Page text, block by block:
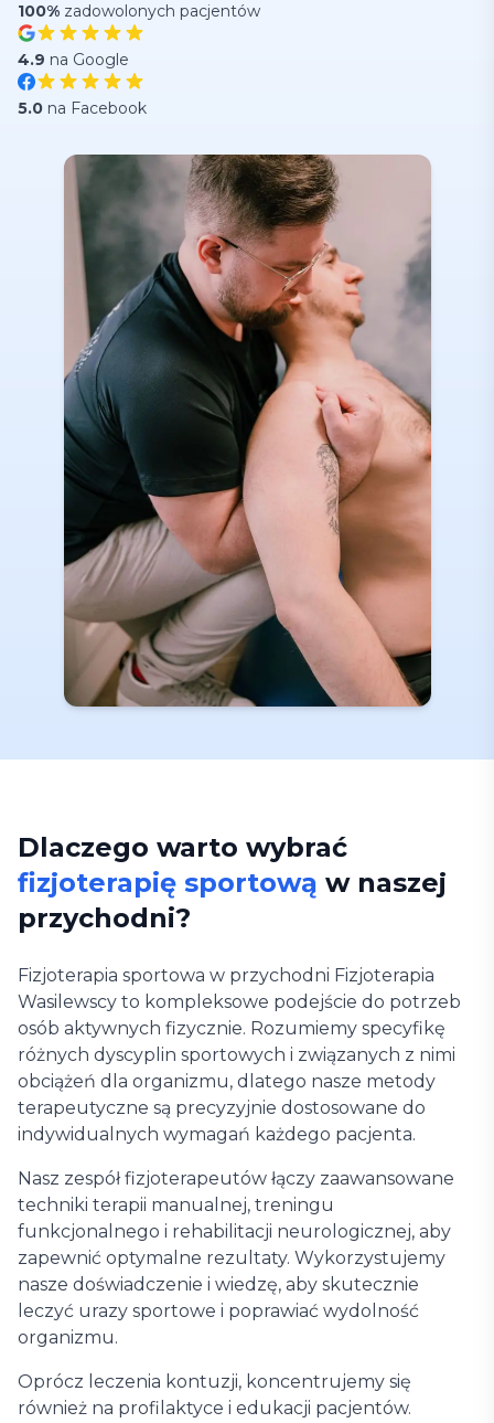
100% zadowolonych pacjentów
4.9 na Google
5.0 na Facebook
Dlaczego warto wybrać
fizjoterapię sportową w naszej
przychodni?
Fizjoterapia sportowa w przychodni Fizjoterapia
Wasilewscy to kompleksowe podejście do potrzeb
osób aktywnych fizycznie. Rozumiemy specyfikę
różnych dyscyplin sportowych i związanych z nimi
obciążeń dla organizmu, dlatego nasze metody
terapeutyczne są precyzyjnie dostosowane do
indywidualnych wymagań każdego pacjenta.
Nasz zespół fizjoterapeutów łączy zaawansowane
techniki terapii manualnej, treningu
funkcjonalnego i rehabilitacji neurologicznej, aby
zapewnić optymalne rezultaty. Wykorzystujemy
nasze doświadczenie i wiedzę, aby skutecznie
leczyć urazy sportowe i poprawiać wydolność
organizmu.
Oprócz leczenia kontuzji, koncentrujemy się
również na profilaktyce i edukacji pacjentów.